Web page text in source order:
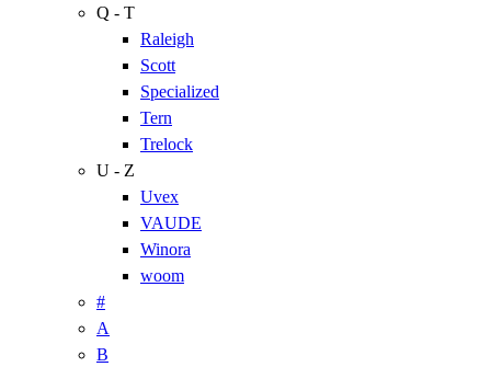
Q - T
Raleigh
Scott
Specialized
Tern
Trelock
U - Z
Uvex
VAUDE
Winora
woom
#
A
B